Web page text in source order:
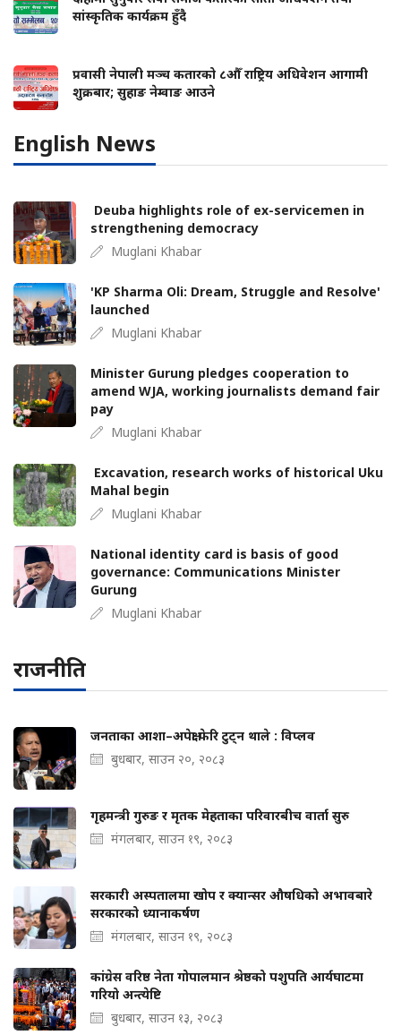
सांस्कृतिक कार्यक्रम हुँदै
प्रवासी नेपाली मञ्च कतारको ८औँ राष्ट्रिय अधिवेशन आगामी
शुक्रबार; सुहाङ नेम्वाङ आउने
English News
Deuba highlights role of ex-servicemen in
strengthening democracy
Muglani Khabar
'KP Sharma Oli: Dream, Struggle and Resolve'
launched
Muglani Khabar
Minister Gurung pledges cooperation to
amend WJA, working journalists demand fair
pay
Muglani Khabar
Excavation, research works of historical Uku
Mahal begin
Muglani Khabar
National identity card is basis of good
governance: Communications Minister
Gurung
Muglani Khabar
राजनीति
जनताका आशा–अपेक्षा फेरि टुट्न थाले : विप्लव
बुधबार, साउन २०, २०८३
गृहमन्त्री गुरुङ र मृतक मेहताका परिवारबीच वार्ता सुरु
मंगलबार, साउन १९, २०८३
सरकारी अस्पतालमा खोप र क्यान्सर औषधिको अभावबारे
सरकारको ध्यानाकर्षण
मंगलबार, साउन १९, २०८३
कांग्रेस वरिष्ठ नेता गोपालमान श्रेष्ठको पशुपति आर्यघाटमा
गरियो अन्त्येष्टि
बुधबार, साउन १३, २०८३